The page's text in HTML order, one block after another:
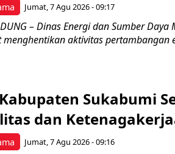
Jumat, 7 Agu 2026 - 09:17
– Dinas Energi dan Sumber Daya
menghentikan aktivitas pertambangan
Kabupaten Sukabumi
dan
Jumat, 7 Agu 2026 - 09:16